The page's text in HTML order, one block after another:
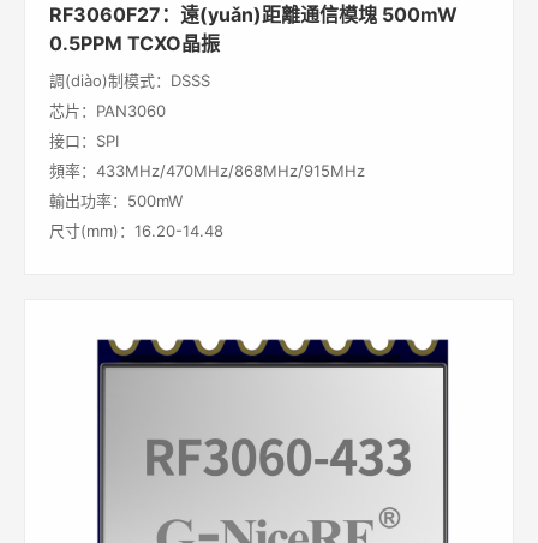
RF3060F27：遠(yuǎn)距離通信模塊 500mW
0.5PPM TCXO晶振
調(diào)制模式：DSSS
芯片：PAN3060
接口：SPI
頻率：433MHz/470MHz/868MHz/915MHz
輸出功率：500mW
尺寸(mm)：16.20-14.48